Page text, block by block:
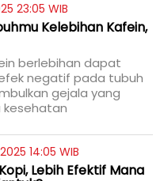
23:05 WIB
Kelebihan Kafein,
berlebihan dapat
negatif pada tubuh
gejala yang
14:05 WIB
Lebih Efektif Mana